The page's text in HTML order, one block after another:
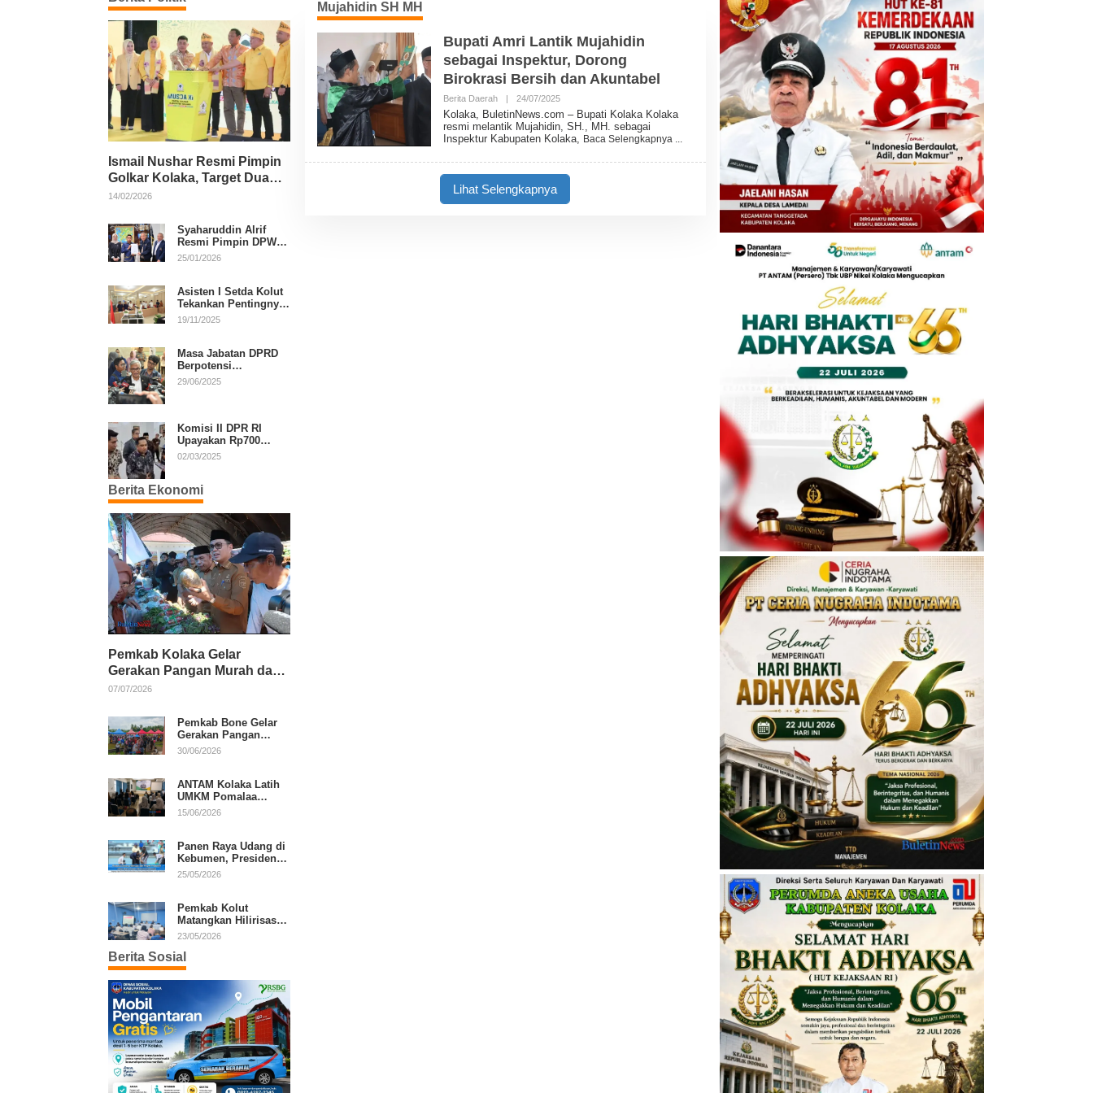
Ismail Nushar Resmi Pimpin
Golkar Kolaka, Target Dua
Kursi per Dapil
14/02/2026
Syaharuddin Alrif
Resmi Pimpin DPW
NasDem Sulsel
25/01/2026
Asisten I Setda Kolut
Tekankan Pentingnya
Pendidikan Politik
19/11/2025
Masa Jabatan DPRD
Berpotensi
Diperpanjang, Aria
29/06/2025
Komisi II DPR RI
Upayakan Rp700
Miliar dari APBN
Putusan MK
02/03/2025
Berita Ekonomi
Pemkab Kolaka Gelar
Gerakan Pangan Murah dan
Salurkan Pupuk Organik
07/07/2026
Pemkab Bone Gelar
Gerakan Pangan
Murah, Warga Serbu
30/06/2026
ANTAM Kolaka Latih
UMKM Pomalaa
Kembangkan Produk
15/06/2026
Panen Raya Udang di
Kebumen, Presiden
Prabowo Tekankan
25/05/2026
Pemkab Kolut
Matangkan Hilirisasi
Kakao dan Kelapa,
Daerah
23/05/2026
Berita Sosial
Mujahidin SH MH
Bupati Amri Lantik Mujahidin
sebagai Inspektur, Dorong
Birokrasi Bersih dan Akuntabel
Berita Daerah | 24/07/2025O
E
H
B
Kolaka, BuletinNews.com – Bupati Kolaka Kolaka
resmi melantik Mujahidin, SH., MH. sebagai
Inspektur Kabupaten Kolaka,
Baca Selengkapnya
Lihat Selengkapnya